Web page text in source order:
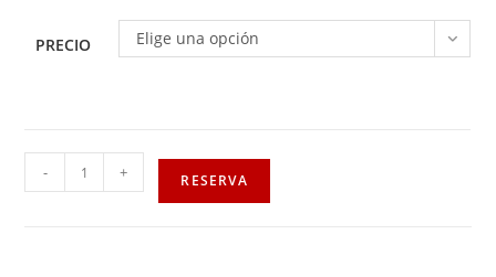
PRECIO Elige una opción
- + RESERVA